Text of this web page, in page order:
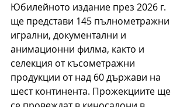
Юбилейното издание през 2026 г.
ще представи 145 пълнометражни
игрални, документални и
анимационни филма, както и
селекция от късометражни
продукции от над 60 държави на
шест континента. Прожекциите ще